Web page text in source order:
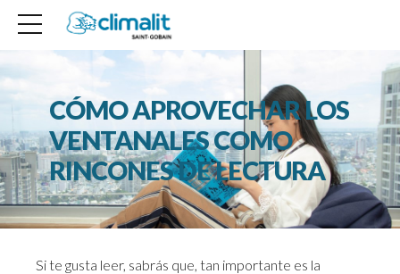
CÓMO APROVECHAR LOS
VENTANALES COMO
RINCONES DE LECTURA
Si te gusta leer, sabrás que, tan importante es la